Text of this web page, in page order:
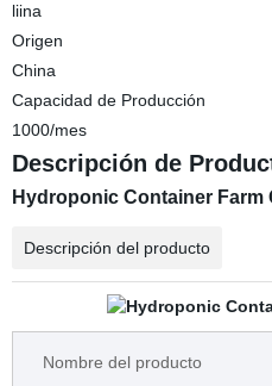
liina
Origen
China
Capacidad de Producción
1000/mes
Descripción de
Hydroponic Container
Descripción del producto
Nombre del producto